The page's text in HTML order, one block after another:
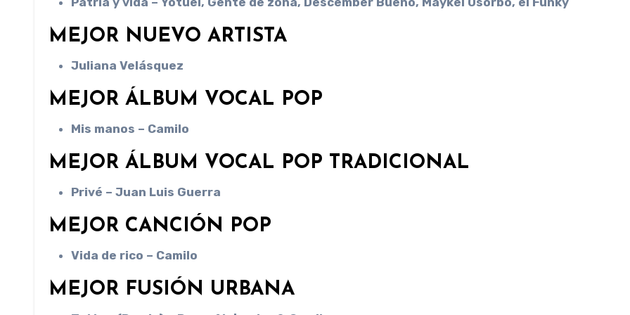
MEJOR NUEVO ARTISTA
Juliana Velásquez
MEJOR ÁLBUM VOCAL POP
Mis manos – Camilo
MEJOR ÁLBUM VOCAL POP TRADICIONAL
Privé – Juan Luis Guerra
MEJOR CANCIÓN POP
Vida de rico – Camilo
MEJOR FUSIÓN URBANA